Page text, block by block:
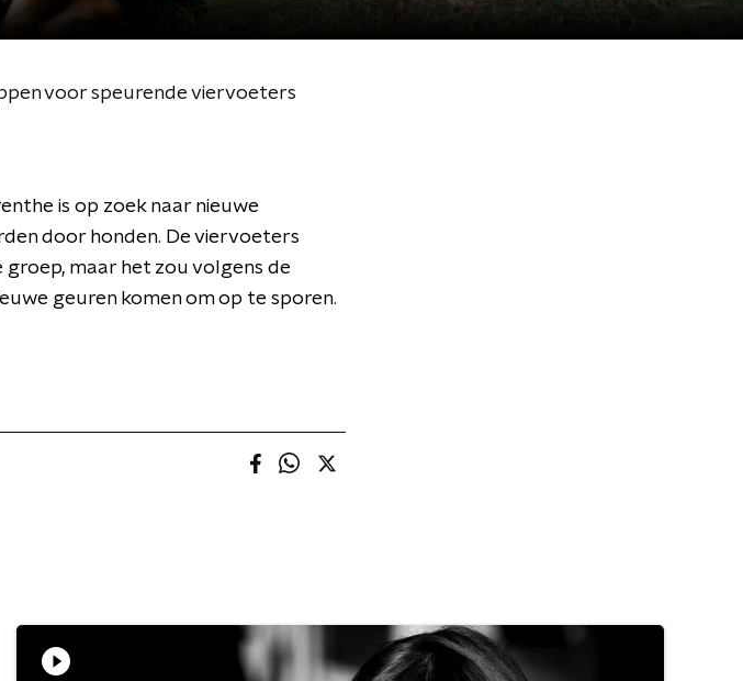
voor speurende viervoeters
is op zoek naar nieuwe
door honden. De viervoeters
maar het zou volgens de
geuren komen om op te sporen.